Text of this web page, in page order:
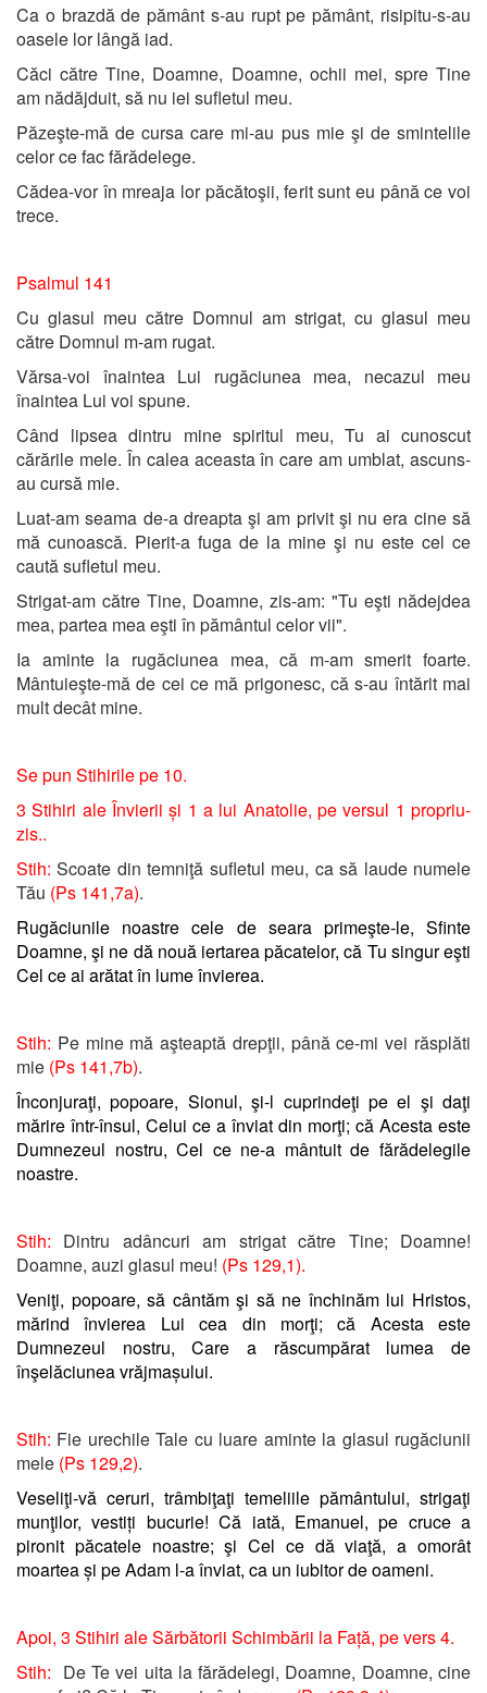
Ca o brazdă de pământ s-au rupt pe pământ, risipitu-s-au
oasele lor lângă iad.
Căci către Tine, Doamne, Doamne, ochii mei, spre Tine
am nădăjduit, să nu iei sufletul meu.
Păzeşte-mă de cursa care mi-au pus mie şi de smintelile
celor ce fac fărădelege.
Cădea-vor în mreaja lor păcătoşii, ferit sunt eu până ce voi
trece.
Psalmul 141
Cu glasul meu către Domnul am strigat, cu glasul meu
către Domnul m-am rugat.
Vărsa-voi înaintea Lui rugăciunea mea, necazul meu
înaintea Lui voi spune.
Când lipsea dintru mine spiritul meu, Tu ai cunoscut
cărările mele. În calea aceasta în care am umblat, ascuns-
au cursă mie.
Luat-am seama de-a dreapta şi am privit şi nu era cine să
mă cunoască. Pierit-a fuga de la mine şi nu este cel ce
caută sufletul meu.
Strigat-am către Tine, Doamne, zis-am: "Tu eşti nădejdea
mea, partea mea eşti în pământul celor vii".
Ia aminte la rugăciunea mea, că m-am smerit foarte.
Mântuieşte-mă de cei ce mă prigonesc, că s-au întărit mai
mult decât mine.
Se pun Stihirile pe 10.
3 Stihiri ale Învierii și 1 a lui Anatolie, pe versul 1 propriu-
zis..
Stih: Scoate din temniţă sufletul meu, ca să laude numele
Tău (Ps 141,7a).
Rugăciunile noastre cele de seara primeşte-le, Sfinte
Doamne, şi ne dă nouă iertarea păcatelor, că Tu singur eşti
Cel ce ai arătat în lume învierea.
Stih: Pe mine mă aşteaptă drepţii, până ce-mi vei răsplăti
mie (Ps 141,7b).
Înconjuraţi, popoare, Sionul, şi-l cuprindeţi pe el şi daţi
mărire într-însul, Celui ce a înviat din morţi; că Acesta este
Dumnezeul nostru, Cel ce ne-a mântuit de fărădelegile
noastre.
Stih: Dintru adâncuri am strigat către Tine; Doamne!
Doamne, auzi glasul meu! (Ps 129,1).
Veniţi, popoare, să cântăm şi să ne închinăm lui Hristos,
mărind învierea Lui cea din morţi; că Acesta este
Dumnezeul nostru, Care a răscumpărat lumea de
înşelăciunea vrăjmașului.
Stih: Fie urechile Tale cu luare aminte la glasul rugăciunii
mele (Ps 129,2).
Veseliţi-vă ceruri, trâmbiţaţi temeliile pământului, strigaţi
munţilor, vestiți bucurie! Că iată, Emanuel, pe cruce a
pironit păcatele noastre; şi Cel ce dă viaţă, a omorât
moartea și pe Adam l-a înviat, ca un iubitor de oameni.
Apoi, 3 Stihiri ale Sărbătorii Schimbării la Față, pe vers 4.
Stih: De Te vei uita la fărădelegi, Doamne, Doamne, cine